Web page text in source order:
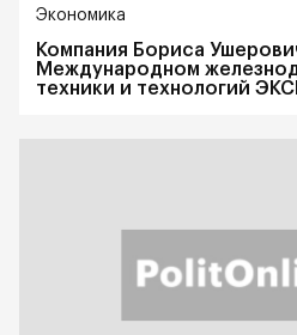
Экономика
Компания Бориса
Международном
техники и технологий